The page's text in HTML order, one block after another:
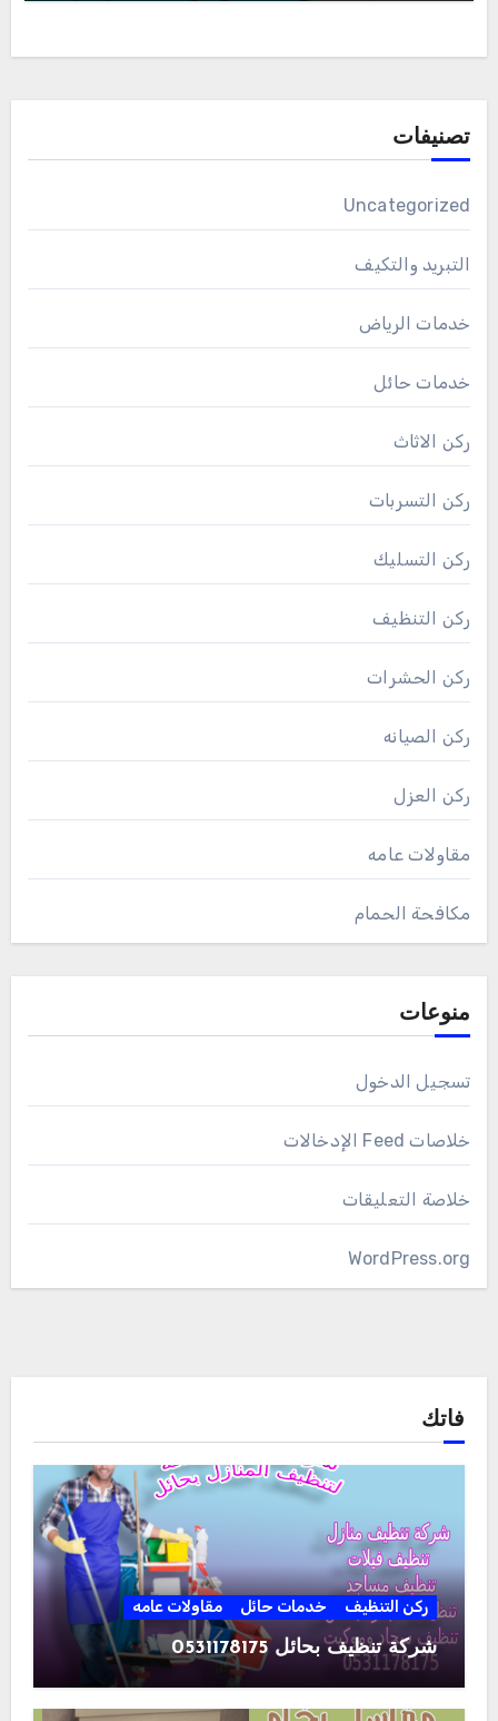
تصنيفات
Uncategorized
التبريد والتكيف
خدمات الرياض
خدمات حائل
ركن الاثاث
ركن التسربات
ركن التسليك
ركن التنظيف
ركن الحشرات
ركن الصيانه
ركن العزل
مقاولات عامه
مكافحة الحمام
منوعات
تسجيل الدخول
خلاصات Feed الإدخالات
خلاصة التعليقات
WordPress.org
فاتك
ركن التنظيف خدمات حائل مقاولات عامه
شركة تنظيف بحائل 0531178175